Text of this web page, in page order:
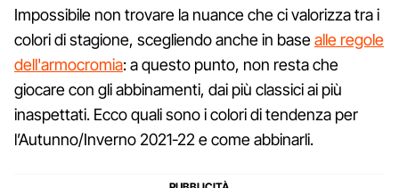
Impossibile non trovare la nuance che ci valorizza tra i
colori di stagione, scegliendo anche in basealle regole
dell'armocromia: a questo punto, non resta che
giocare con gli abbinamenti, dai più classici ai più
inaspettati. Ecco quali sono i colori di tendenza per
l’Autunno/Inverno 2021-22 e come abbinarli.